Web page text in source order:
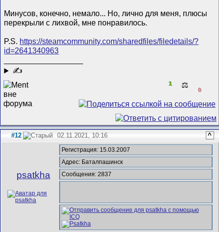
Минусов, конечно, немало... Но, лично для меня, плюсы
перекрыли с лихвой, мне понравилось.
P.S. https://steamcommunity.com/sharedfiles/filedetails/?
id=2641340963
✍
1 ⚖️
0
#12 02.11.2021, 10:16 ^
psatkha
Регистрация: 15.03.2007
Адрес: Баталпашинск
Сообщения: 2837